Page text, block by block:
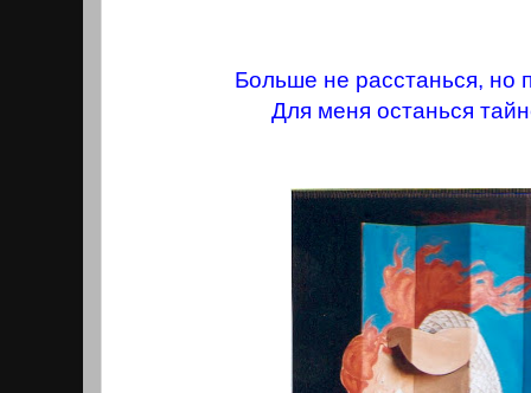
Больше не расстанься, но
Для меня останься